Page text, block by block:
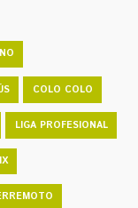
COLO COLO
LIGA PROFESIONAL